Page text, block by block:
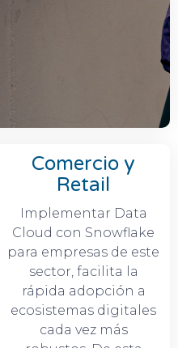
Comercio y
Retail
Implementar Data
Cloud con Snowflake
para empresas de este
sector, facilita la
rápida adopción a
ecosistemas digitales
cada vez más